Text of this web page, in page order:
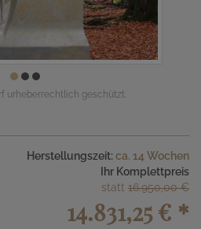
urheberrechtlich geschützt.
Herstellungszeit: ca. 14 Wochen
Ihr Komplettpreis
statt 16.950,00 €
14.831,25 € *